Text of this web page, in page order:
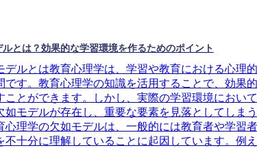
とは？効果的な学習環境を作るためのポイント
デルとは教育心理学は、学習や教育における心理
です。教育心理学の知識を活用することで、効果
ことができます。しかし、実際の学習環境において
如モデルが存在し、重要な要素を見落としてしまう
心理学の欠如モデルは、一般的には教育者や学習
不十分に理解していることに起因しています。例え